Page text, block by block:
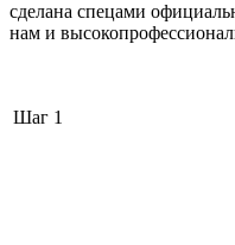
сделана спецами
нам и
Шаг 1